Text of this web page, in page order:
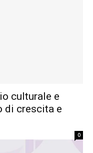
culturale e
di crescita e
0